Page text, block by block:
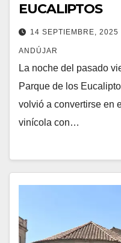
EUCALIPTOS
14 SEPTIEMBRE, 2025
ANDÚJAR
La noche del pasado
Parque de los
volvió a convertirse en
vinícola con…